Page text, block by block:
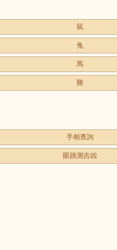
鼠
兔
馬
雞
手相查詢
眼跳測吉凶